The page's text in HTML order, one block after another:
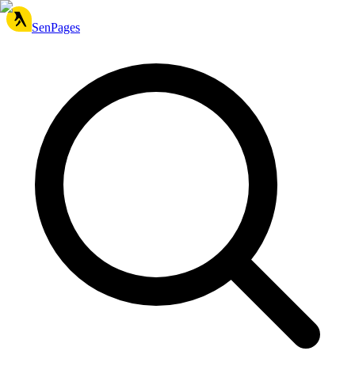
SenPages